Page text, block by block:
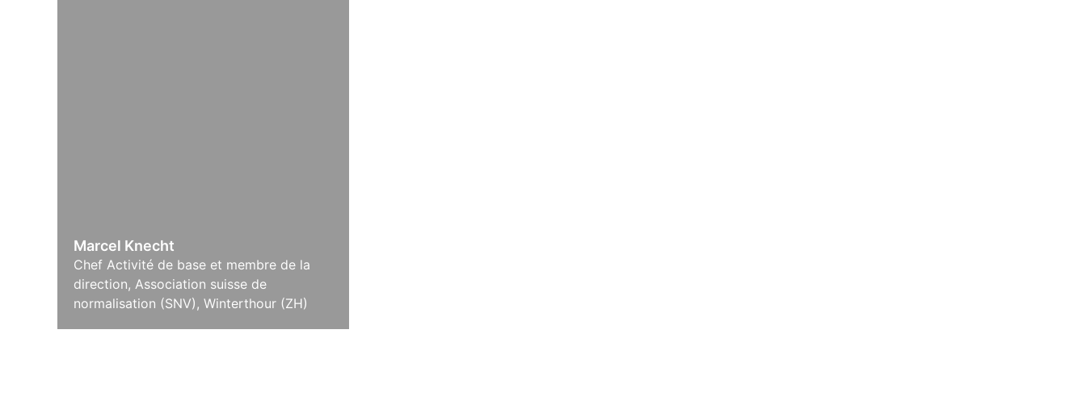
Marcel Knecht
Chef Activité de base et membre de la
direction, Association suisse de
normalisation (SNV), Winterthour (ZH)